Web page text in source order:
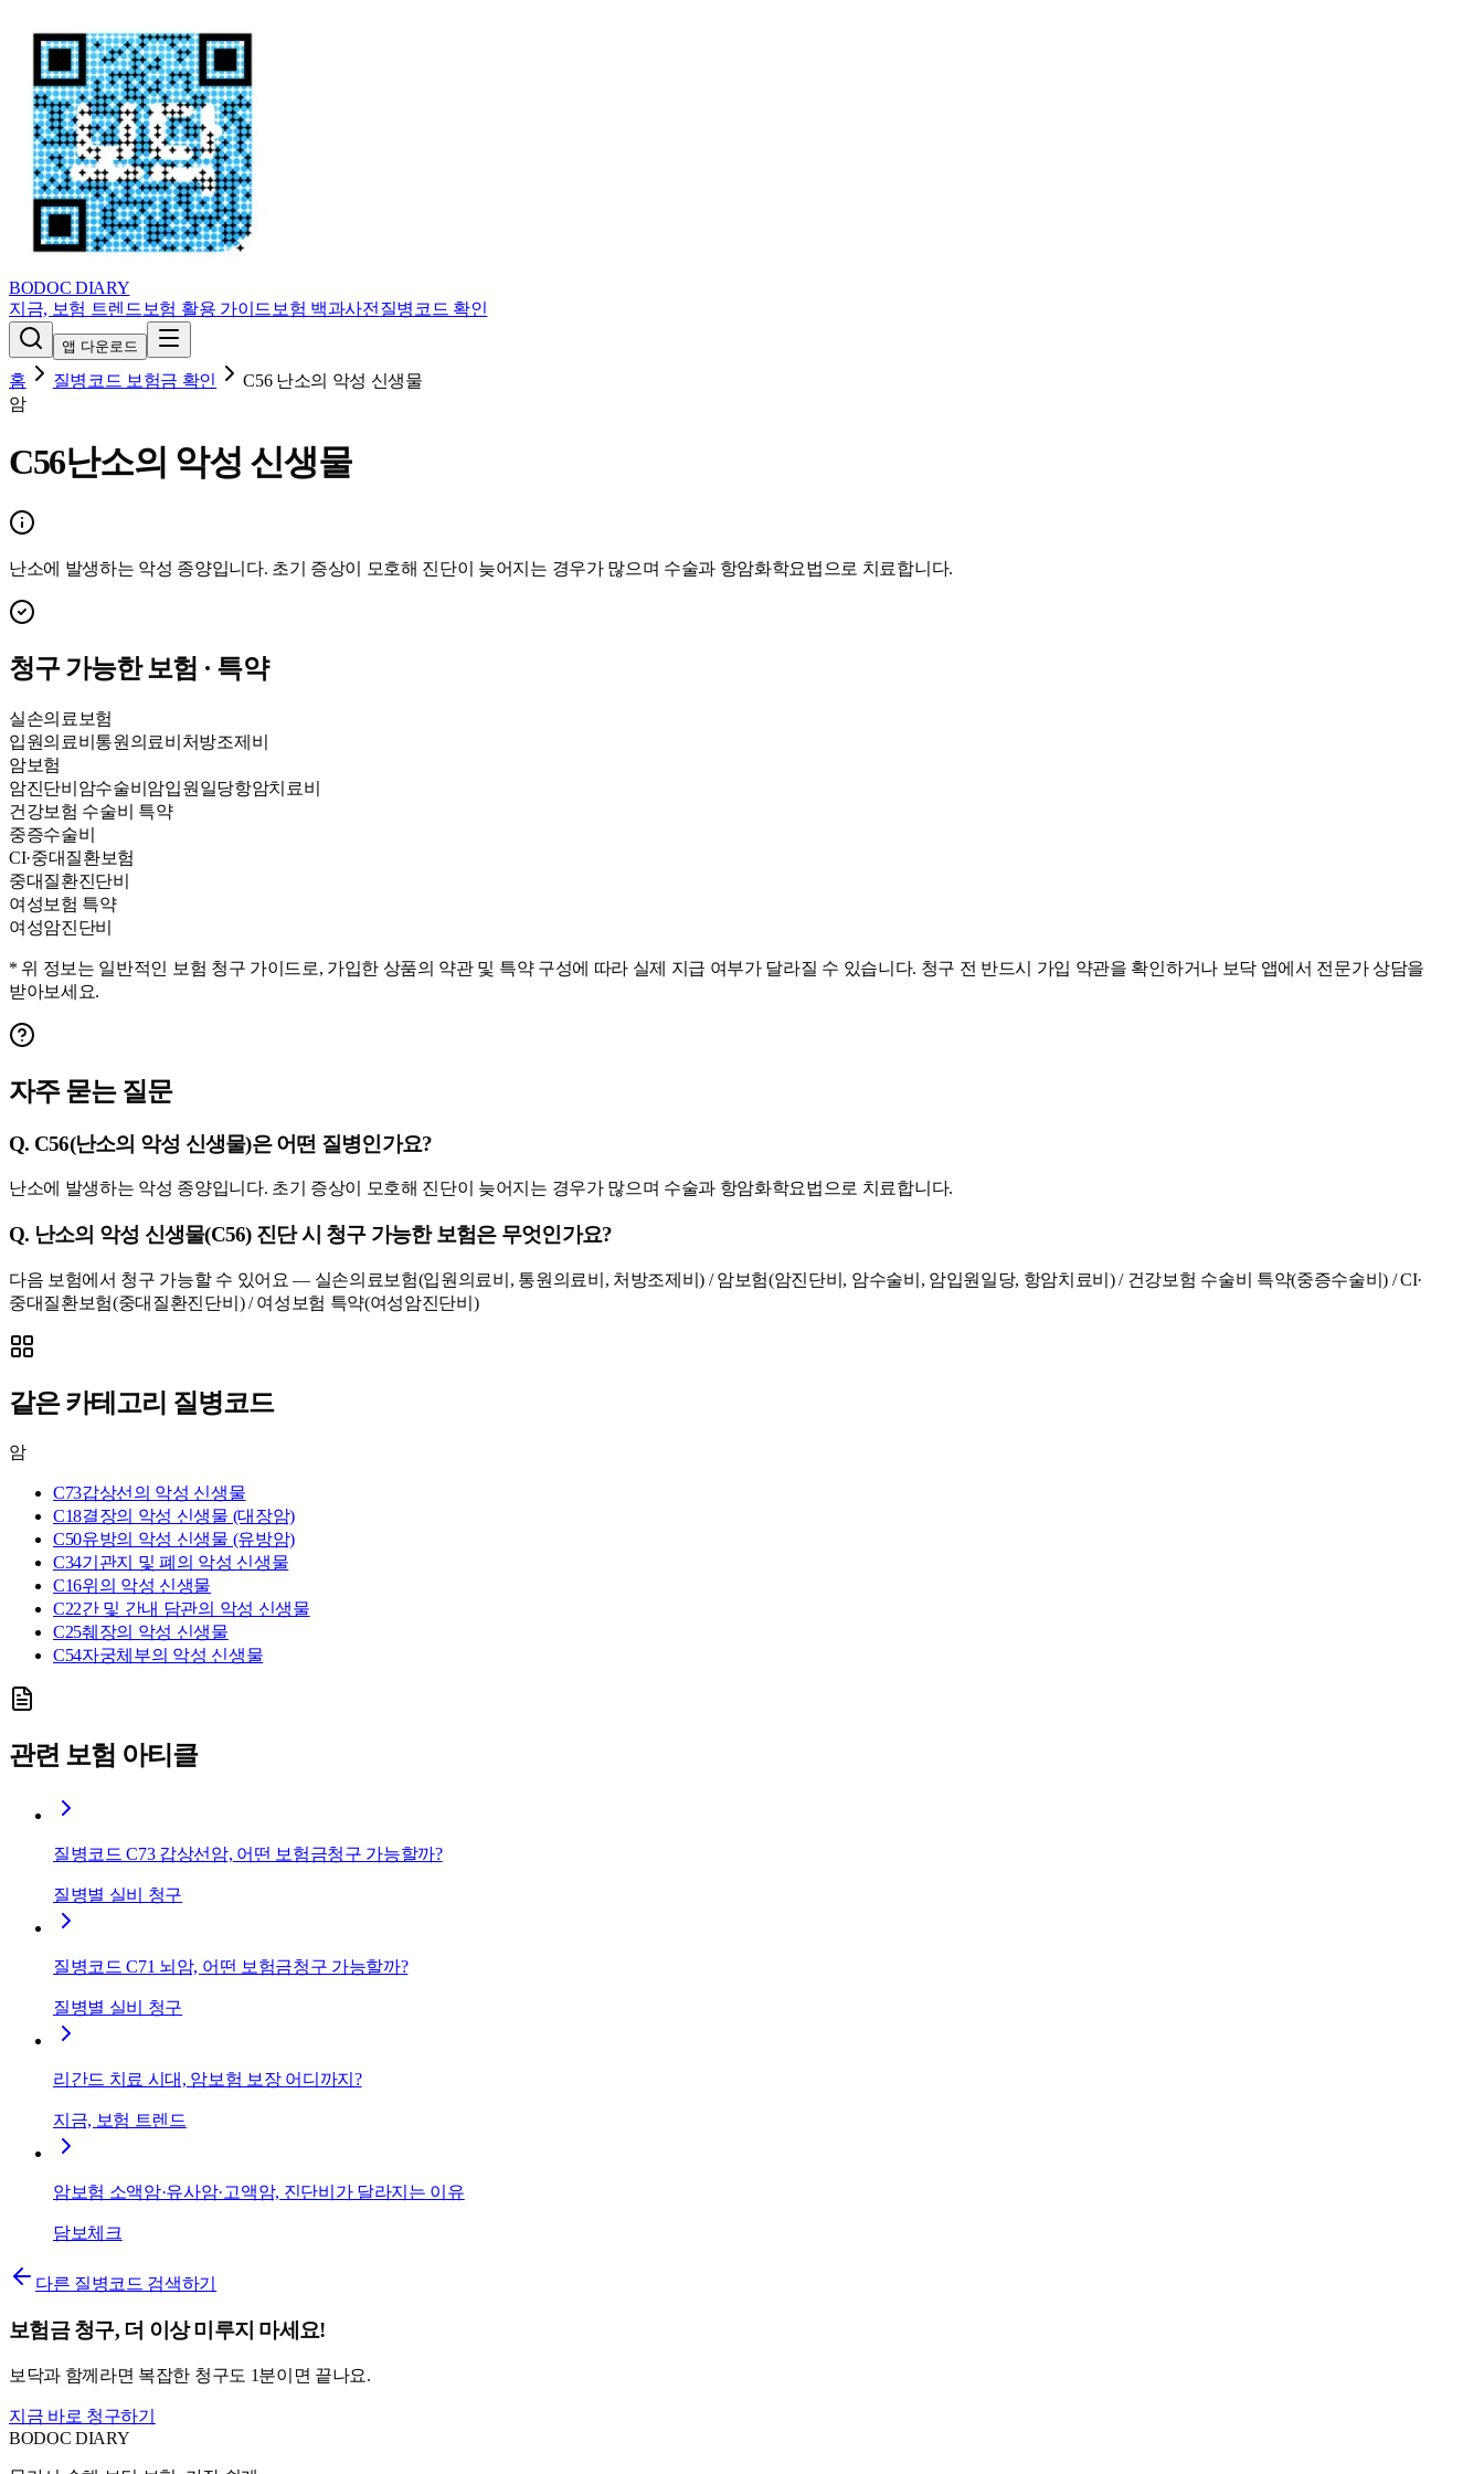
BODOCDIARY
지금, 보험 트렌드 보험 활용 가이드 보험 백과사전 질병코드 확인
앱 다운로드
홈 질병코드 보험금 확인 C56 난소의 악성 신생물
암
C56난소의 악성 신생물
난소에 발생하는 악성 종양입니다. 초기 증상이 모호해 진단이 늦어지는 경우가 많으며 수술과 항암화학요법으로 치료합니다.
청구 가능한 보험 · 특약
실손의료보험
입원의료비 통원의료비 처방조제비
암보험
암진단비 암수술비 암입원일당항암치료비
건강보험 수술비 특약
중증수술비
CI·중대질환보험
중대질환진단비
여성보험 특약
여성암진단비
* 위 정보는 일반적인 보험 청구 가이드로, 가입한 상품의 약관 및 특약 구성에 따라 실제 지급 여부가 달라질 수 있습니다. 청구 전 반드시 가입 약관을 확인하거나 보닥 앱에서 전문가 상담을
받아보세요.
자주 묻는 질문
Q. C56(난소의 악성 신생물)은 어떤 질병인가요?
난소에 발생하는 악성 종양입니다. 초기 증상이 모호해 진단이 늦어지는 경우가 많으며 수술과 항암화학요법으로 치료합니다.
Q. 난소의 악성 신생물(C56) 진단 시 청구 가능한 보험은 무엇인가요?
다음 보험에서 청구 가능할 수 있어요 — 실손의료보험(입원의료비, 통원의료비, 처방조제비) / 암보험(암진단비, 암수술비, 암입원일당, 항암치료비) / 건강보험 수술비 특약(중증수술비) / CI·
중대질환보험(중대질환진단비) / 여성보험 특약(여성암진단비)
같은 카테고리 질병코드
암
C73갑상선의 악성 신생물
C18결장의 악성 신생물 (대장암)
C50유방의 악성 신생물 (유방암)
C34기관지 및 폐의 악성 신생물
C16위의 악성 신생물
C22간 및 간내 담관의 악성 신생물
C25췌장의 악성 신생물
C54자궁체부의 악성 신생물
관련 보험 아티클
질병코드 C73 갑상선암, 어떤 보험금청구 가능할까?
질병별 실비 청구
질병코드 C71 뇌암, 어떤 보험금청구 가능할까?
질병별 실비 청구
리간드 치료 시대, 암보험 보장 어디까지?
지금, 보험 트렌드
암보험 소액암·유사암·고액암, 진단비가 달라지는 이유
담보체크
다른 질병코드 검색하기
보험금 청구, 더 이상 미루지 마세요!
보닥과 함께라면 복잡한 청구도 1분이면 끝나요.
지금 바로 청구하기
BODOCDIARY